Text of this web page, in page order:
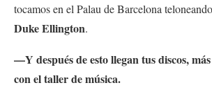
tocamos en el Palau de Barcelona
Duke Ellington.
—Y después de esto llegan tus discos,
con el taller de música.